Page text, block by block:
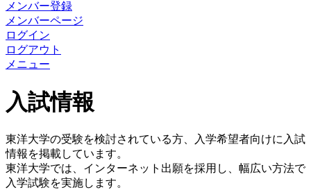
メンバー登録
メンバーページ
ログイン
ログアウト
メニュー
入試情報
東洋大学の受験を検討されている方、入学希望者向けに入試
情報を掲載しています。
東洋大学では、インターネット出願を採用し、幅広い方法で
入学試験を実施します。